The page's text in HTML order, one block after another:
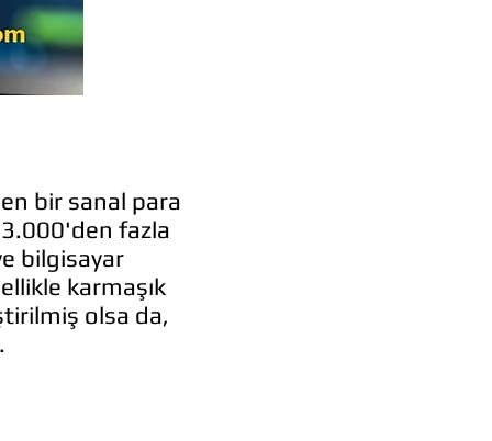
bir sanal para
fazla
bilgisayar
karmaşık
olsa da,